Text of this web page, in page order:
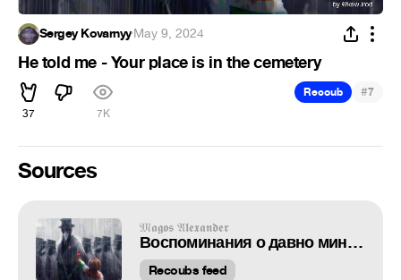
Sergey Kovarnyy·May 9, 2024
He told me - Your place is in the cemetery
37 7K
Recoub #7
Sources
𝔐𝖆𝖌𝖔𝖘 𝔄𝖑𝖊𝖝𝖆𝖓𝖉𝖊𝖗
Воспоминания о давно минувших временах // DuckLordEthan art //
Recoubs feed